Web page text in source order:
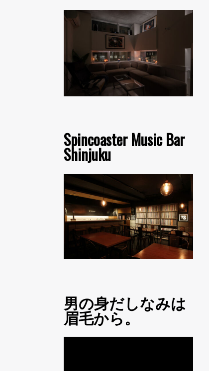
Spincoaster Music Bar
Shinjuku
男の身だしなみは
眉毛から。